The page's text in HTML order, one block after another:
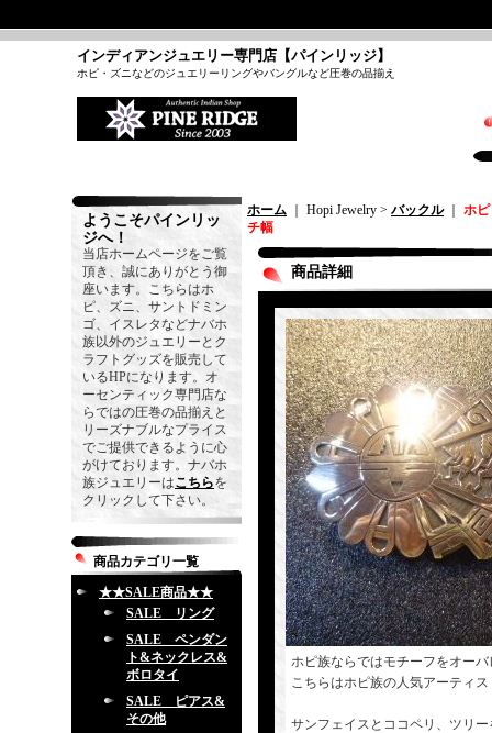
インディアンジュエリー専門店【パインリッジ】
ホピ・ズニなどのジュエリーリングやバングルなど圧巻の品揃え
ようこそパインリッ
ジへ！
当店ホームページをご覧
頂き、誠にありがとう御
座います。こちらはホ
ピ、ズニ、サントドミン
ゴ、イスレタなどナバホ
族以外のジュエリーとク
ラフトグッズを販売して
いるHPになります。オ
ーセンティック専門店な
らではの圧巻の品揃えと
リーズナブルなプライス
でご提供できるように心
がけております。ナバホ
族ジュエリーはこちらを
クリックして下さい。
商品カテゴリ一覧
★★SALE商品★★
SALE リング
SALE ペンダン
ト&ネックレス&
ボロタイ
SALE ピアス&
その他
ホーム ｜ Hopi Jewelry > バックル｜ ホ
チ幅
商品詳細
ホピ族ならではモチーフをオー
こちらはホピ族の人気アーティ
サンフェイスとココペリ、ツリ